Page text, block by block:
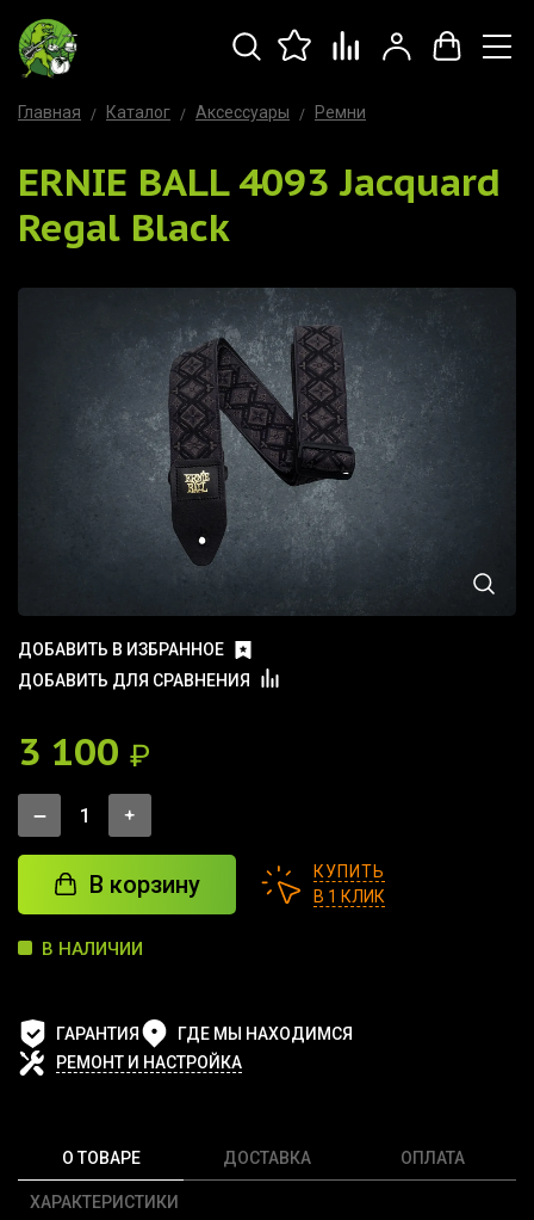
Главная Каталог Аксессуары Ремни
ERNIE BALL 4093 Jacquard
Regal Black
ДОБАВИТЬ В ИЗБРАННОЕ
ДОБАВИТЬ ДЛЯ СРАВНЕНИЯ
3 100 ₽
В корзину
КУПИТЬ
В 1 КЛИК
В НАЛИЧИИ
ГАРАНТИЯ
ГДЕ МЫ НАХОДИМСЯ
РЕМОНТ И НАСТРОЙКА
О ТОВАРЕ
ХАРАКТЕРИСТИКИ
ДОСТАВКА ОПЛАТА